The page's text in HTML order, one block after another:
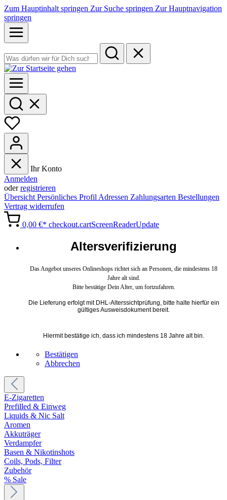
Zum Hauptinhalt springen Zur Suche springen Zur Hauptnavigation
springen
Ihr Konto
Anmelden
oderregistrieren
Übersicht Persönliches Profil Adressen Zahlungsarten Bestellungen
Vertrag widerrufen
0,00 €* checkout.cartScreenReaderUpdate
Altersverifizierung
Das Angebot unseres Onlineshops richtet sich an Personen, die mindestens 18
Jahre alt sind.
Bitte bestätige Dein Alter, um fortzufahren.
Die Lieferung erfolgt mit DHL-Alterssichtprüfung, bitte halte hierfür ein
gültiges Ausweisdokument bereit.
Hiermit bestätige ich, dass ich mindestens 18 Jahre alt bin.
Bestätigen
Abbrechen
E-Zigaretten
Prefilled & Einweg
Liquids & Nic Salt
Aromen
Akkuträger
Verdampfer
Basen & Nikotinshots
Coils, Pods, Filter
Zubehör
% Sale